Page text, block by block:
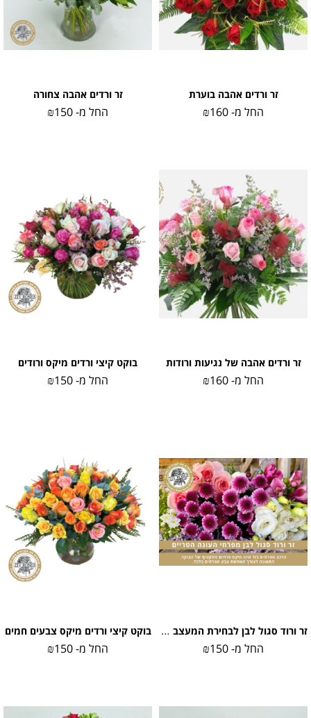
זר ורדים אהבה בוערת
החל מ- ₪160
זר ורדים אהבה צחורה
החל מ- ₪150
זר ורדים אהבה של נגיעות ורודות
החל מ- ₪160
בוקט קיצי ורדים מיקס ורודים
החל מ- ₪150
זר ורוד סגול לבן לבחירת המעצב (תמונה להמחשה)
החל מ-
₪150
בוקט קיצי ורדים מיקס צבעים חמים
החל מ- ₪150